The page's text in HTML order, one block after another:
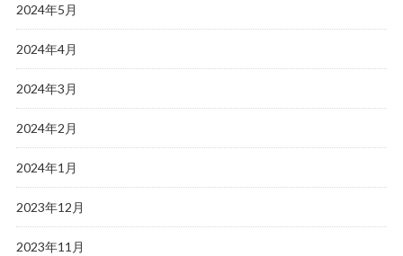
2024年5月
2024年4月
2024年3月
2024年2月
2024年1月
2023年12月
2023年11月